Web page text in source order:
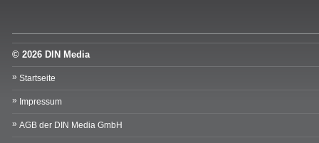
© 2026 DIN Media
Startseite
Impressum
AGB der DIN Media GmbH